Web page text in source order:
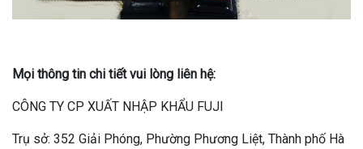
Mọi thông tin chi tiết vui lòng liên hệ:
CÔNG TY CP XUẤT NHẬP KHẨU FUJI
Trụ sở: 352 Giải Phóng, Phường Phương Liệt, Thành phố Hà